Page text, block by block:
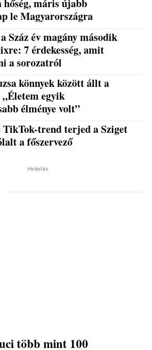
máris újabb
le Magyarországra
Száz év magány második
7 érdekesség, amit
a sorozatról
könnyek között állt a
egyik
élménye volt”
TikTok-trend terjed a Sziget
a főszervező
Hirdetés
több mint 100